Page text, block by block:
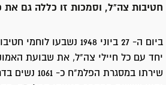
חטיבות צה"ל, וסמכות זו כללה גם
ביום ה- 27 ביוני 1948
יחד עם כל חיילי צה"ל, את שבועת
שירתו במסגרת